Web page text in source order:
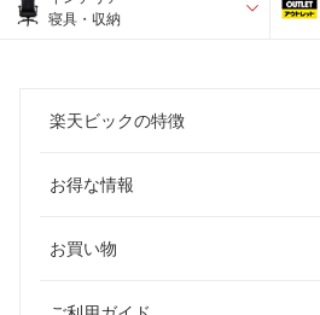
寝具・収納
楽天ビックの特徴
お得な情報
お買い物